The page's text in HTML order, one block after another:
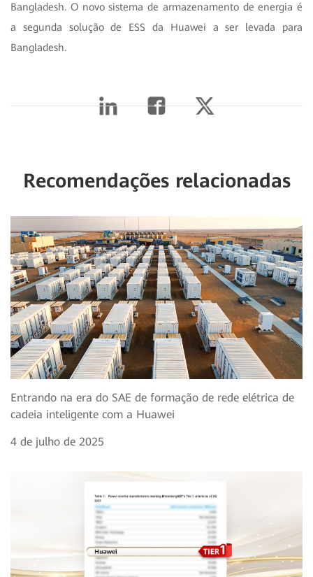
Bangladesh. O novo sistema de armazenamento de energia é
a segunda solução de ESS da Huawei a ser levada para
Bangladesh.
Recomendações relacionadas
Entrando na era do SAE de formação de rede elétrica de
cadeia inteligente com a Huawei
4 de julho de 2025